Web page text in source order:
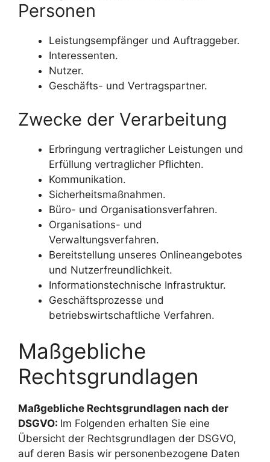
Personen
Leistungsempfänger und Auftraggeber.
Interessenten.
Nutzer.
Geschäfts- und Vertragspartner.
Zwecke der Verarbeitung
Erbringung vertraglicher Leistungen und
Erfüllung vertraglicher Pflichten.
Kommunikation.
Sicherheitsmaßnahmen.
Büro- und Organisationsverfahren.
Organisations- und
Verwaltungsverfahren.
Bereitstellung unseres Onlineangebotes
und Nutzerfreundlichkeit.
Informationstechnische Infrastruktur.
Geschäftsprozesse und
betriebswirtschaftliche Verfahren.
Maßgebliche
Rechtsgrundlagen
Maßgebliche Rechtsgrundlagen nach der
DSGVO: Im Folgenden erhalten Sie eine
Übersicht der Rechtsgrundlagen der DSGVO,
auf deren Basis wir personenbezogene Daten